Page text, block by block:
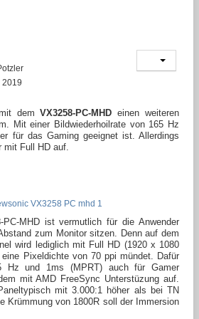
2019
mit demVX3258-PC-MHD einen weiteren
Mit einer Bildwiederhoilrate von 165 Hz
für das Gaming geeignet ist. Allerdings
Full HD auf.
PC-MHD ist vermutlich für die Anwender
zum Monitor sitzen. Denn auf dem
wird lediglich mit Full HD (1920 x 1080
Pixeldichte von 70 ppi mündet. Dafür
und 1ms (MPRT) auch für Gamer
mit AMD FreeSync Unterstüzung auf.
mit 3.000:1 höher als bei TN
Krümmung von 1800R soll der Immersion